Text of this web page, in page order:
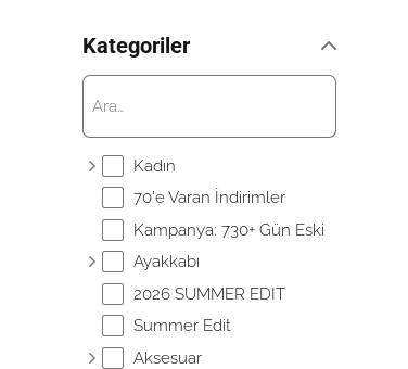
Kategoriler
Kadın
70'e Varan İndirimler
Kampanya: 730+ Gün Eski
Ayakkabı
2026 SUMMER EDIT
Summer Edit
Aksesuar